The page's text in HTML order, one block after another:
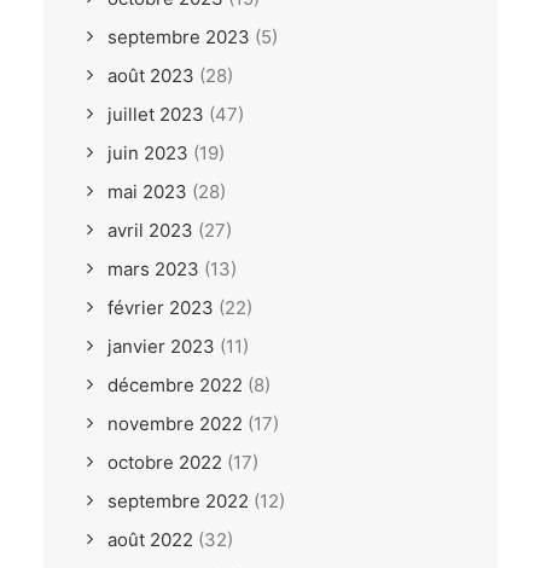
septembre 2023 (5)
août 2023 (28)
juillet 2023 (47)
juin 2023 (19)
mai 2023 (28)
avril 2023 (27)
mars 2023 (13)
février 2023 (22)
janvier 2023 (11)
décembre 2022 (8)
novembre 2022 (17)
octobre 2022 (17)
septembre 2022 (12)
août 2022 (32)